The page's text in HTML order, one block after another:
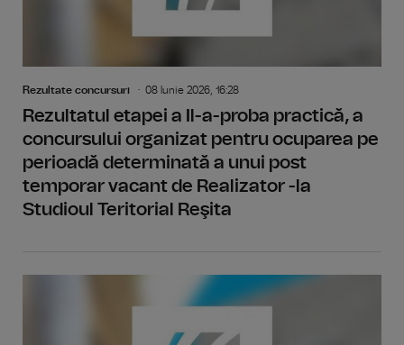
Rezultate concursuri 08 Iunie 2026, 16:28
Rezultatul etapei a Il-a-proba practică, a
concursului organizat pentru ocuparea pe
perioadă determinată a unui post
temporar vacant de Realizator -la
Studioul Teritorial Reşita